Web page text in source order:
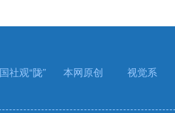
国社观“陇” 本网原创 视觉系